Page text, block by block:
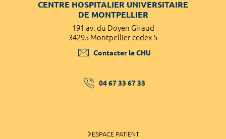
CENTRE HOSPITALIER UNIVERSITAIRE
DE MONTPELLIER
191 av. du Doyen Giraud
34295 Montpellier cedex 5
Contacter le CHU
04 67 33 67 33
ESPACE PATIENT